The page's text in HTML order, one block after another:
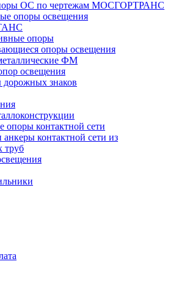
ОС по чертежам МОСГОРТРАНС
опоры освещения
опоры
опоры освещения
ФМ
освещения
знаков
опоры контактной сети
контактной сети из
труб